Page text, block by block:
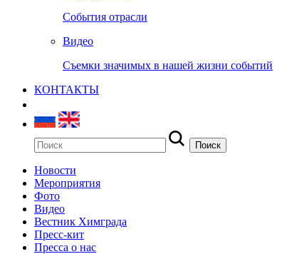
События отрасли
Видео
Съемки значимых в нашей жизни событий
КОНТАКТЫ
Новости
Мероприятия
Фото
Видео
Вестник Химграда
Пресс-кит
Пресса о нас